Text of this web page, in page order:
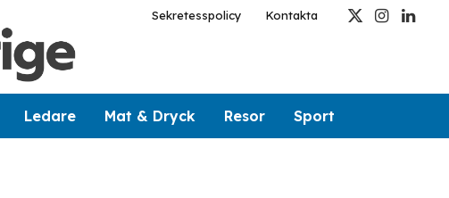
Sekretesspolicy Kontakta
X
Instagram
Ledare Mat & Dryck Resor Sport